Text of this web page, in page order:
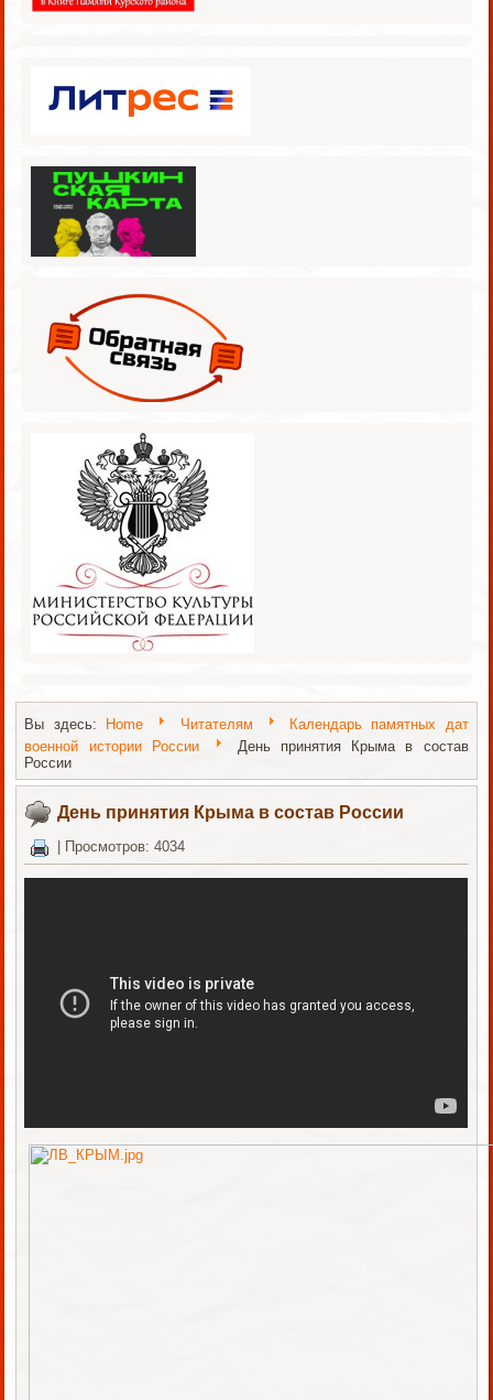
Вы здесь: Home Читателям
Календарь памятных дат
военной истории России
День принятия Крыма в состав
России
День принятия Крыма в состав России
Просмотров: 4034